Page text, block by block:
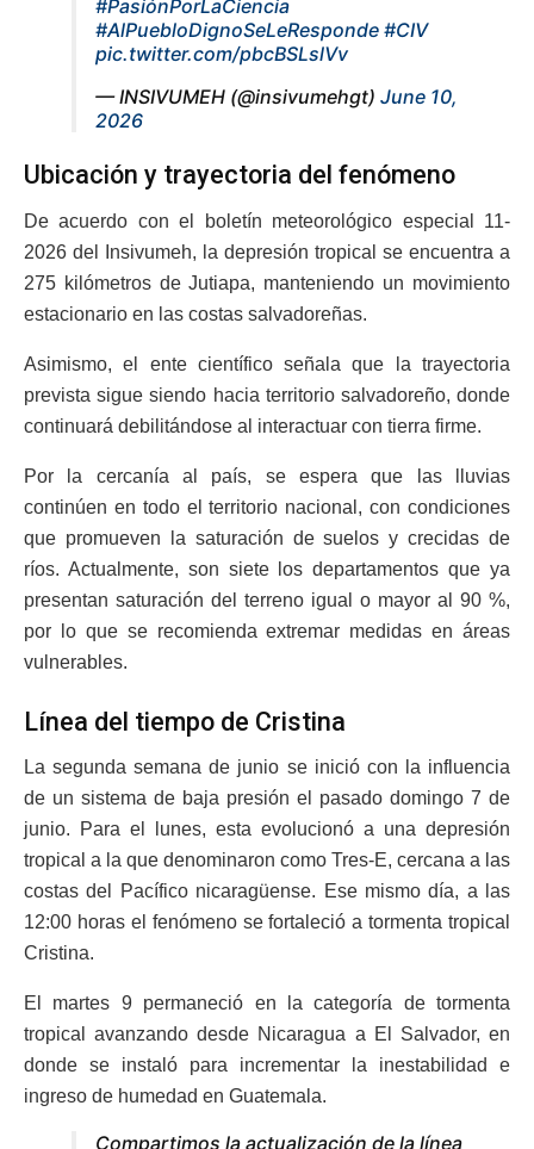
#PasiónPorLaCiencia
#AlPuebloDignoSeLeResponde #CIV
pic.twitter.com/pbcBSLslVv
— INSIVUMEH (@insivumehgt) June 10,
2026
Ubicación y trayectoria del fenómeno
De acuerdo con el boletín meteorológico especial 11-
2026 del Insivumeh, la depresión tropical se encuentra a
275 kilómetros de Jutiapa, manteniendo un movimiento
estacionario en las costas salvadoreñas.
Asimismo, el ente científico señala que la trayectoria
prevista sigue siendo hacia territorio salvadoreño, donde
continuará debilitándose al interactuar con tierra firme.
Por la cercanía al país, se espera que las lluvias
continúen en todo el territorio nacional, con condiciones
que promueven la saturación de suelos y crecidas de
ríos. Actualmente, son siete los departamentos que ya
presentan saturación del terreno igual o mayor al 90 %,
por lo que se recomienda extremar medidas en áreas
vulnerables.
Línea del tiempo de Cristina
La segunda semana de junio se inició con la influencia
de un sistema de baja presión el pasado domingo 7 de
junio. Para el lunes, esta evolucionó a una depresión
tropical a la que denominaron como Tres-E, cercana a las
costas del Pacífico nicaragüense. Ese mismo día, a las
12:00 horas el fenómeno se fortaleció a tormenta tropical
Cristina.
El martes 9 permaneció en la categoría de tormenta
tropical avanzando desde Nicaragua a El Salvador, en
donde se instaló para incrementar la inestabilidad e
ingreso de humedad en Guatemala.
Compartimos la actualización de la línea